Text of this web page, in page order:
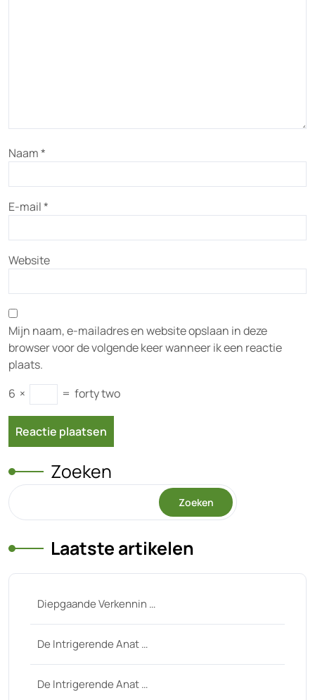
Naam*
E-mail*
Website
Mijn naam, e-mailadres en website opslaan in deze
browser voor de volgende keer wanneer ik een reactie
plaats.
6 × = forty two
Zoeken
Zoeken
Laatste artikelen
Diepgaande Verkennin …
De Intrigerende Anat …
De Intrigerende Anat …